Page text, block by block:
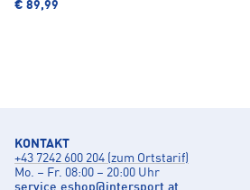
€ 89,99
KONTAKT
+43 7242 600 204 (zum Ortstarif)
Mo. – Fr. 08:00 – 20:00 Uhr